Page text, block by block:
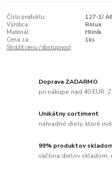
Číslo produktu:
127-1/
Výrobca:
Rolux
Materiál:
Hliník
Cena za:
1ks
Strážiť cenu / dostupnosť
Doprava ZADARMO
pri nákupe nad 40 EUR,
Unikátny sortiment
náhradné diely, ktoré
99% produktov
väčšina dielov skladom,